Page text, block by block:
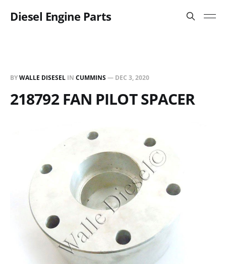
Diesel Engine Parts
BYWALLE DISESEL IN CUMMINS— DEC 3, 2020
218792 FAN PILOT SPACER